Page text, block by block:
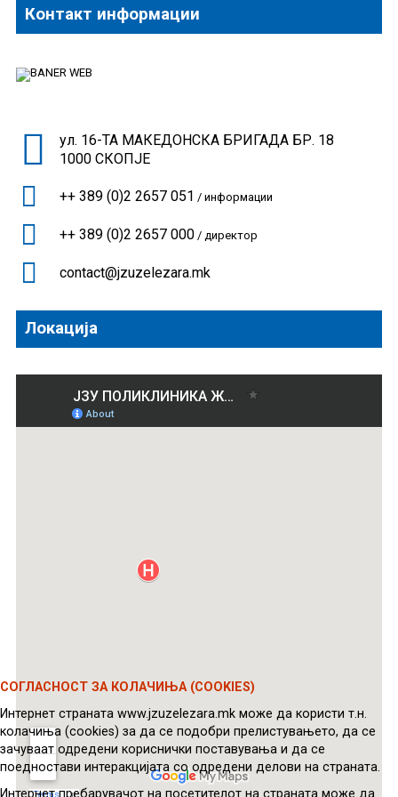
Контакт информации
ул. 16-ТА МАКЕДОНСКА БРИГАДА БР. 18
1000 СКОПЈЕ
++ 389 (0)2 2657 051 / информации
++ 389 (0)2 2657 000/ директор
contact@jzuzelezara.mk
Локација
СОГЛАСНОСТ ЗА КОЛАЧИЊА (COOKIES)
Интернет страната www.jzuzelezara.mk може да користи т.н.
колачиња (cookies) за да се подобри прелистувањето, да се
зачуваат одредени кориснички поставувања и да се
поедностави интеракцијата со одредени делови на страната.
Интернет пребарувачот на посетителот на страната може да